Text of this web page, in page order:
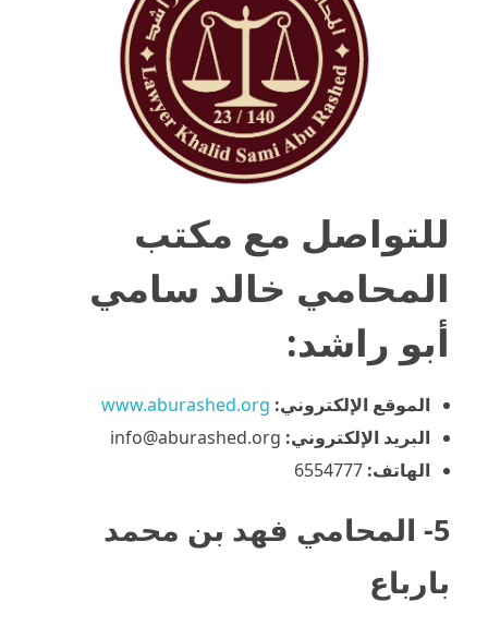
للتواصل مع مكتب
المحامي خالد سامي
أبو راشد:
الموقع الإلكتروني: www.aburashed.org
البريد الإلكتروني:
الهاتف:
5- المحامي فهد بن محمد
بارباع